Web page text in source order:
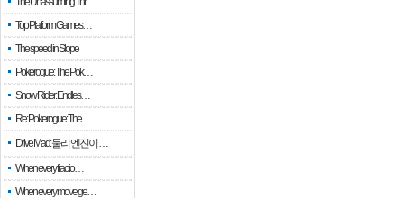
Top Platform Games…
The speed in Slope
Pokerogue: The Pok…
Snow Rider: Endles…
Re: Pokerogue: The…
Drive Mad: 물리 엔진이 …
When every fractio…
When every move ge…